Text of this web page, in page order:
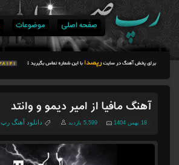
صفحه اصلی موضوعات
آهنگ مافیا از امیر دیمو و وانتد
18 بهمن 1404 5,599 بازدید دانلود آهنگ رپ